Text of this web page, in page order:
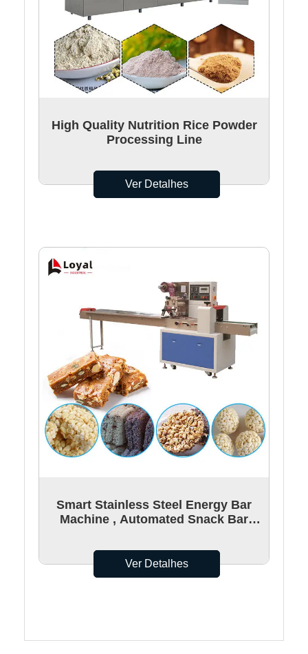
High Quality Nutrition Rice Powder
Processing Line
Ver Detalhes
Smart Stainless Steel Energy Bar
Machine , Automated Snack Bar
Ver Detalhes